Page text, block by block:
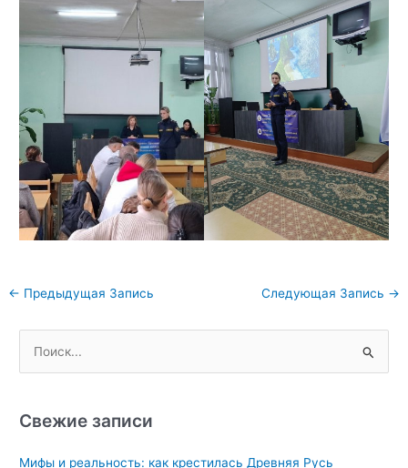
Навигация
записям
← Предыдущая Запись Следующая Запись →
с
:
Свежие записи
Мифы и реальность: как крестилась Древняя Русь